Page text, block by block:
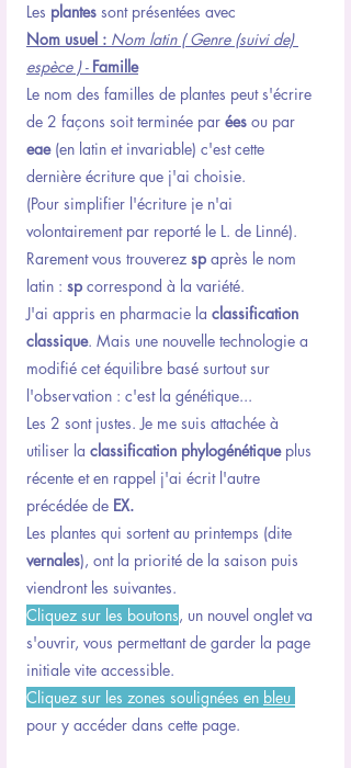
Les plantes sont présentées avec
Nom usuel : Nom latin ( Genre (suivi de)
espèce ) - Famille
Le nom des familles de plantes peut s'écrire
de 2 façons soit terminée par ées ou par
eae (en latin et invariable) c'est cette
dernière écriture que j'ai choisie.
(Pour simplifier l'écriture je n'ai
volontairement par reporté le L. de Linné).
Rarement vous trouverez sp après le nom
latin : sp correspond à la variété.
J'ai appris en pharmacie la classification
classique. Mais une nouvelle technologie a
modifié cet équilibre basé surtout sur
l'observation : c'est la génétique...
Les 2 sont justes. Je me suis attachée à
utiliser la classification phylogénétique plus
récente et en rappel j'ai écrit l'autre
précédée de EX.
Les plantes qui sortent au printemps (dite
vernales), ont la priorité de la saison puis
viendront les suivantes.
Cliquez sur les boutons, un nouvel onglet va
s'ouvrir, vous permettant de garder la page
initiale vite accessible.
Cliquez sur les zones soulignées en bleu
pour y accéder dans cette page.